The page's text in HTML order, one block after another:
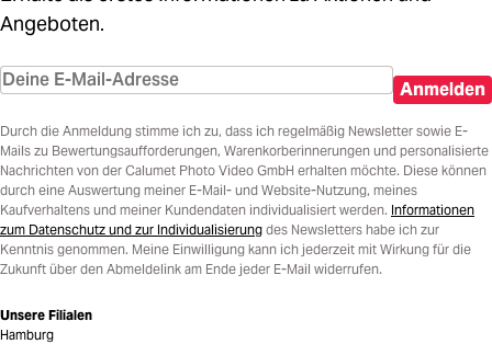
Angeboten.
Anmelden
Durch die Anmeldung stimme ich zu, dass ich regelmäßig Newsletter sowie E-
Mails zu Bewertungsaufforderungen, Warenkorberinnerungen und personalisierte
Nachrichten von der Calumet Photo Video GmbH erhalten möchte. Diese können
durch eine Auswertung meiner E-Mail- und Website-Nutzung, meines
Kaufverhaltens und meiner Kundendaten individualisiert werden. Informationen
zum Datenschutz und zur Individualisierung des Newsletters habe ich zur
Kenntnis genommen. Meine Einwilligung kann ich jederzeit mit Wirkung für die
Zukunft über den Abmeldelink am Ende jeder E-Mail widerrufen.
Unsere Filialen
Hamburg